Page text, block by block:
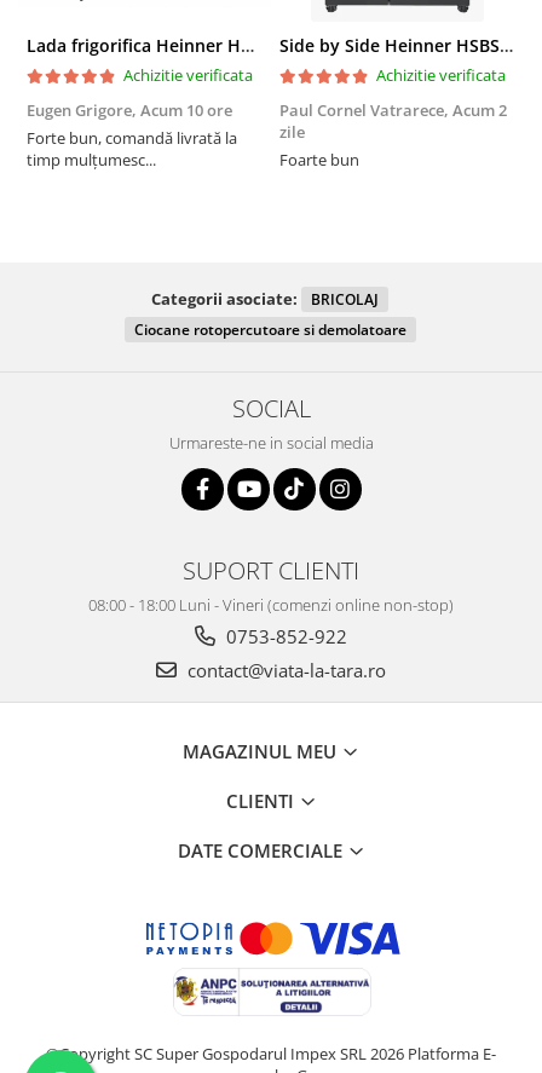
Lada frigorifica Heinner HCF-287CNHE++, 287 l, Clasa E, Compresor inverter, Iluminare LED, Functionalitate frigider, Alb
Achizitie verificata
Eugen Grigore, Acum 10 ore
Forte bun, comandă livrată la
timp mulțumesc...
Side by Side Heinner HSBS-HM439NFINVDGWDE++, Total No Frost, Compresor Inverter, Dozator Apa, Display Touch LED, 439 L, Clasa E, Gri Antracit Texturat
Achizitie verificata
Paul Cornel Vatrarece, Acum 2
zile
Foarte bun
Categorii asociate:
BRICOLAJ
Ciocane rotopercutoare si demolatoare
SOCIAL
Urmareste-ne in social media
SUPORT CLIENTI
08:00 - 18:00 Luni - Vineri (comenzi online non-stop)
0753-852-922
contact@viata-la-tara.ro
MAGAZINUL MEU
CLIENTI
DATE COMERCIALE
©Copyright SC Super Gospodarul Impex SRL 2026 Platforma E-